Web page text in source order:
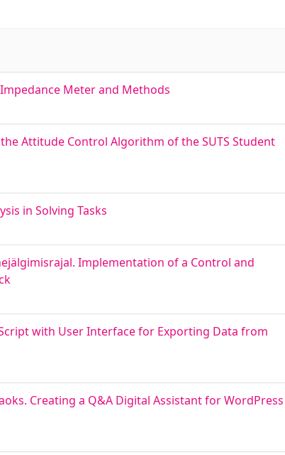
Meter and Methods
Attitude Control Algorithm of the SUTS Student
in Solving Tasks
Implementation of a Control and
with User Interface for Exporting Data from
Creating a Q&A Digital Assistant for WordPress